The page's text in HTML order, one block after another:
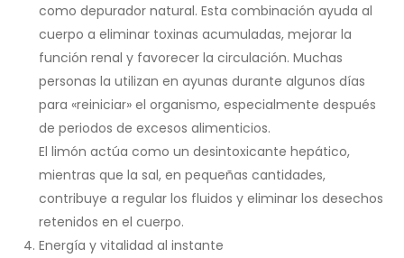
como depurador natural. Esta combinación ayuda al
cuerpo a eliminar toxinas acumuladas, mejorar la
función renal y favorecer la circulación. Muchas
personas la utilizan en ayunas durante algunos días
para «reiniciar» el organismo, especialmente después
de periodos de excesos alimenticios.
El limón actúa como un desintoxicante hepático,
mientras que la sal, en pequeñas cantidades,
contribuye a regular los fluidos y eliminar los desechos
retenidos en el cuerpo.
Energía y vitalidad al instante